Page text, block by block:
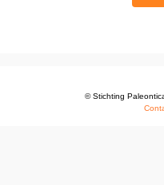
© Stichting